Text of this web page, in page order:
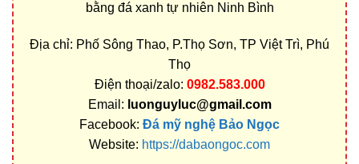
bằng đá xanh tự nhiên Ninh Bình
Địa chỉ: Phố Sông Thao, P.Thọ Sơn, TP Việt Trì, Phú
Thọ
Điện thoại/zalo: 0982.583.000
Email: luonguyluc@gmail.com
Facebook: Đá mỹ nghệ Bảo Ngọc
Website: https://dabaongoc.com